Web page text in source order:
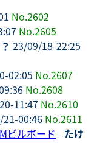
No.2602
No.2605
23/09/18-22:25
02:05 No.2607
No.2608
11:47 No.2610
00:46 No.2611
ビルボード - たけ